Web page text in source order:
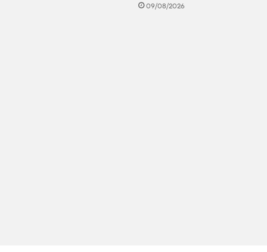
09/08/2026